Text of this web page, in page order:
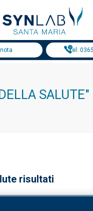
Tel:
SALUTE"
risultati